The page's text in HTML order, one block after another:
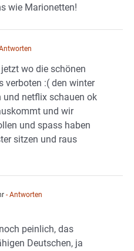
wie Marionetten!
wo die schönen
verboten :( den winter
und netflix schauen ok
und wir
und spass haben
sitzen und raus
- Antworten
peinlich, das
Deutschen, ja